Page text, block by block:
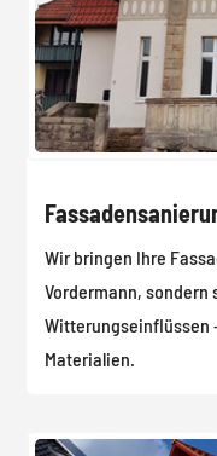
Wir bringen Ihre
Vordermann,
Witterungseinflüssen
Materialien.